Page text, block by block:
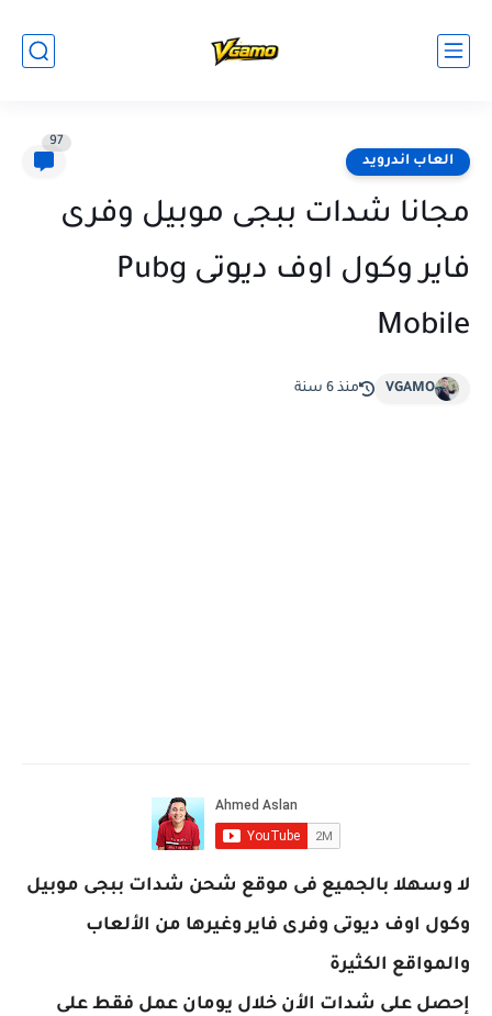
العاب اندرويد
97
مجانا شدات ببجى موبيل وفرى
فاير وكول اوف ديوتى Pubg
Mobile
VGAMO منذ 6 سنة
لا وسهلا بالجميع فى موقع شحن شدات ببجى موبيل
وكول اوف ديوتى وفرى فاير وغيرها من الألعاب
والمواقع الكثيرة
إحصل على شدات الأن خلال يومان عمل فقط على